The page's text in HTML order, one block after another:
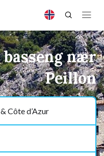
basseng nær
Peillon